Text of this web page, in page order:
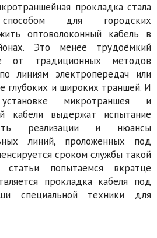
прокладка стала
способом для городских
оптоволоконный кабель в
Это менее трудоёмкий
от традиционных методов
линиям электропередач или
глубоких и широких траншей. И
микротраншея и
кабели выдержат испытание
реализации и нюансы
линий, проложенных под
сроком службы такой
попытаемся вкратце
прокладка кабеля под
специальной техники для